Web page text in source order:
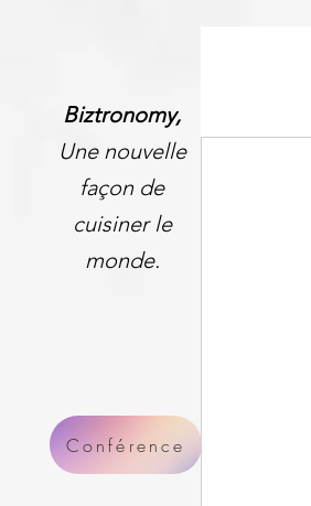
Biztronomy,
Une nouvelle
façon de
cuisiner le
monde.
Conférence